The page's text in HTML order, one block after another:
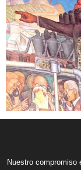
Nuestro compromiso